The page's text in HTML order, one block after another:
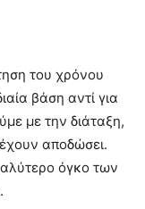
του χρόνου
βάση αντί για
με την διάταξη,
αποδώσει.
όγκο των